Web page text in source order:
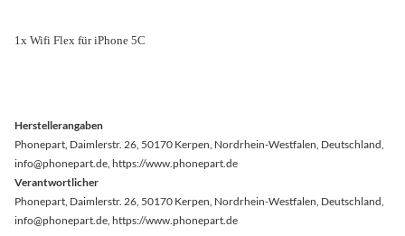
1x Wifi Flex für iPhone 5C
Herstellerangaben
Phonepart, Daimlerstr. 26, 50170 Kerpen, Nordrhein-Westfalen, Deutschland,
info@phonepart.de, https://www.phonepart.de
Verantwortlicher
Phonepart, Daimlerstr. 26, 50170 Kerpen, Nordrhein-Westfalen, Deutschland,
info@phonepart.de, https://www.phonepart.de